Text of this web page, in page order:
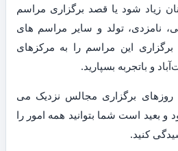
زیاد شود یا قصد برگزاری مراسم
نامزدی، تولد و سایر مراسم های
برگزاری این مراسم را به مرکزهای
و باتجربه بسپارید.
برگزاری مجالس نزدیک می
و بعید است شما بتوانید همه امور را
کنید.